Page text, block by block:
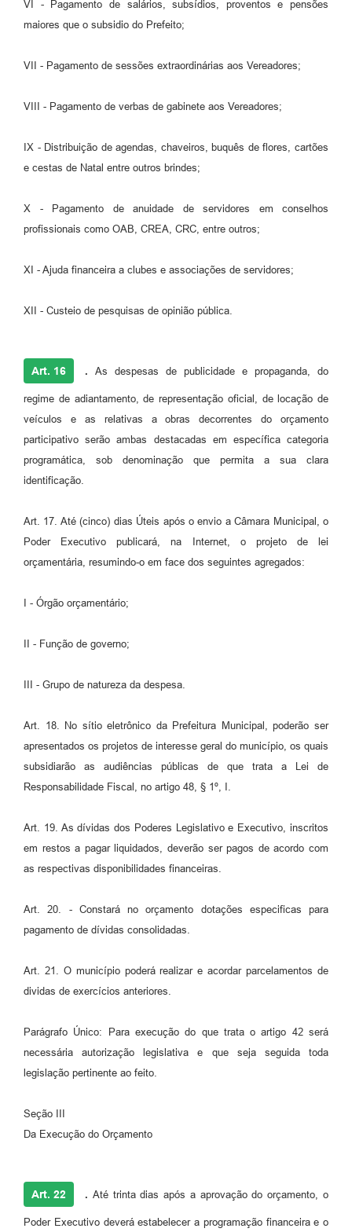
VI - Pagamento de salários, subsídios, proventos e pensões
maiores que o subsidio do Prefeito;
VII - Pagamento de sessões extraordinárias aos Vereadores;
VIII - Pagamento de verbas de gabinete aos Vereadores;
IX - Distribuição de agendas, chaveiros, buquês de flores, cartões
e cestas de Natal entre outros brindes;
X - Pagamento de anuidade de servidores em conselhos
profissionais como OAB, CREA, CRC, entre outros;
XI - Ajuda financeira a clubes e associações de servidores;
XII - Custeio de pesquisas de opinião pública.
Art. 16 . As despesas de publicidade e propaganda, do
regime de adiantamento, de representação oficial, de locação de
veículos e as relativas a obras decorrentes do orçamento
participativo serão ambas destacadas em específica categoria
programática, sob denominação que permita a sua clara
identificação.
Art. 17. Até (cinco) dias Úteis após o envio a Câmara Municipal, o
Poder Executivo publicará, na Internet, o projeto de lei
orçamentária, resumindo-o em face dos seguintes agregados:
I - Órgão orçamentário;
II - Função de governo;
III - Grupo de natureza da despesa.
Art. 18. No sítio eletrônico da Prefeitura Municipal, poderão ser
apresentados os projetos de interesse geral do município, os quais
subsidiarão as audiências públicas de que trata a Lei de
Responsabilidade Fiscal, no artigo 48, § 1º, I.
Art. 19. As dívidas dos Poderes Legislativo e Executivo, inscritos
em restos a pagar liquidados, deverão ser pagos de acordo com
as respectivas disponibilidades financeiras.
Art. 20. - Constará no orçamento dotações especificas para
pagamento de dívidas consolidadas.
Art. 21. O município poderá realizar e acordar parcelamentos de
dividas de exercícios anteriores.
Parágrafo Único: Para execução do que trata o artigo 42 será
necessária autorização legislativa e que seja seguida toda
legislação pertinente ao feito.
Seção III
Da Execução do Orçamento
Art. 22 . Até trinta dias após a aprovação do orçamento, o
Poder Executivo deverá estabelecer a programação financeira e o